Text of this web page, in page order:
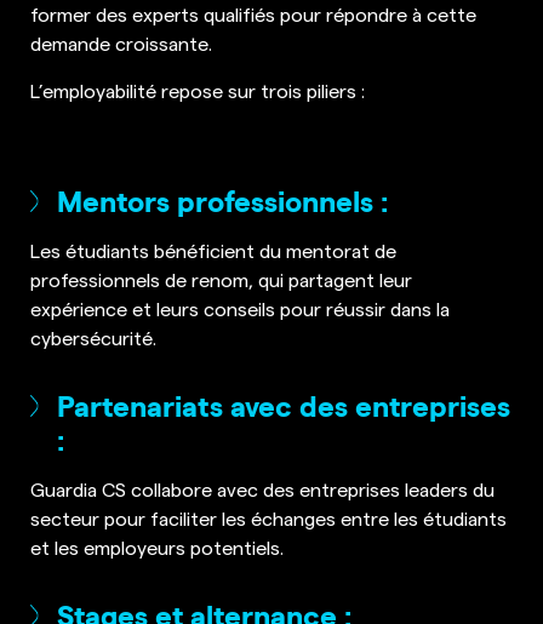
former des experts qualifiés pour répondre à cette
demande croissante.
L’employabilité repose sur trois piliers :
Mentors professionnels :
Les étudiants bénéficient du mentorat de
professionnels de renom, qui partagent leur
expérience et leurs conseils pour réussir dans la
cybersécurité.
Partenariats avec des entreprises
:
Guardia CS collabore avec des entreprises leaders du
secteur pour faciliter les échanges entre les étudiants
et les employeurs potentiels.
Stages et alternance :